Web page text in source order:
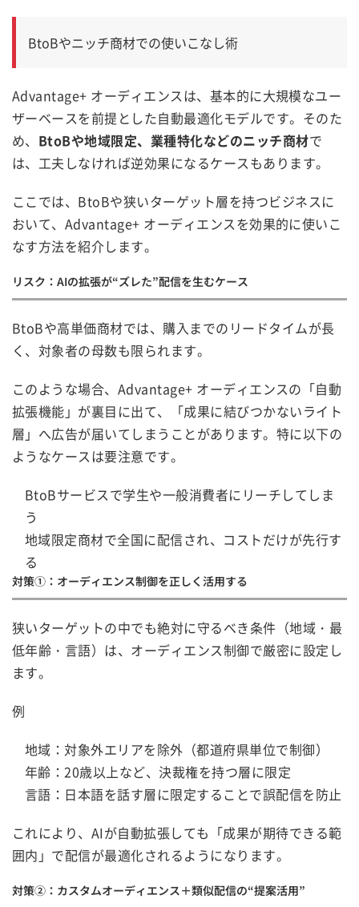
BtoBやニッチ商材での使いこなし術
Advantage+ オーディエンスは、基本的に大規模なユー
ザーベースを前提とした自動最適化モデルです。そのた
め、 BtoBや地域限定、業種特化などのニッチ商材で
は、工夫しなければ逆効果になるケースもあります。
ここでは、BtoBや狭いターゲット層を持つビジネスに
おいて、Advantage+ オーディエンスを効果的に使いこ
なす方法を紹介します。
リスク：AIの拡張が“ズレた”配信を生むケース
BtoBや高単価商材では、購入までのリードタイムが長
く、対象者の母数も限られます。
このような場合、Advantage+ オーディエンスの「自動
拡張機能」が裏目に出て、「成果に結びつかないライト
層」へ広告が届いてしまうことがあります。特に以下の
ようなケースは要注意です。
BtoBサービスで学生や一般消費者にリーチしてしま
う
地域限定商材で全国に配信され、コストだけが先行す
る
対策①：オーディエンス制御を正しく活用する
狭いターゲットの中でも絶対に守るべき条件（地域・最
低年齢・言語）は、オーディエンス制御で厳密に設定し
ます。
例
地域：対象外エリアを除外（都道府県単位で制御）
年齢：20歳以上など、決裁権を持つ層に限定
言語：日本語を話す層に限定することで誤配信を防止
これにより、AIが自動拡張しても「成果が期待できる範
囲内」で配信が最適化されるようになります。
対策②：カスタムオーディエンス＋類似配信の“提案活用”